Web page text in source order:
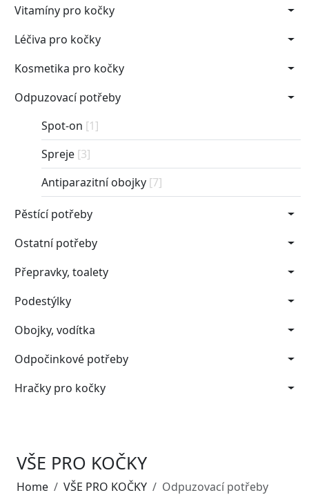
Vitamíny pro kočky
Léčiva pro kočky
Kosmetika pro kočky
Odpuzovací potřeby
Spot-on [1]
Spreje [3]
Antiparazitní obojky [7]
Pěstící potřeby
Ostatní potřeby
Přepravky, toalety
Podestýlky
Obojky, vodítka
Odpočinkové potřeby
Hračky pro kočky
VŠE PRO KOČKY
Home VŠE PRO KOČKY Odpuzovací potřeby